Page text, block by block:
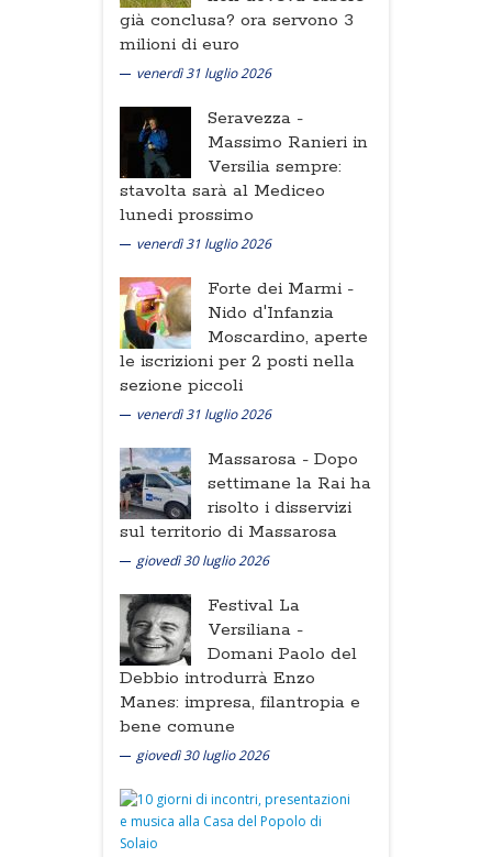
già conclusa? ora servono 3
milioni di euro
venerdì 31 luglio 2026
Seravezza -
Massimo Ranieri in
Versilia sempre:
stavolta sarà al Mediceo
lunedi prossimo
venerdì 31 luglio 2026
Forte dei Marmi -
Nido d'Infanzia
Moscardino, aperte
le iscrizioni per 2 posti nella
sezione piccoli
venerdì 31 luglio 2026
Massarosa - Dopo
settimane la Rai ha
risolto i disservizi
sul territorio di Massarosa
giovedì 30 luglio 2026
Festival La
Versiliana -
Domani Paolo del
Debbio introdurrà Enzo
Manes: impresa, filantropia e
bene comune
giovedì 30 luglio 2026